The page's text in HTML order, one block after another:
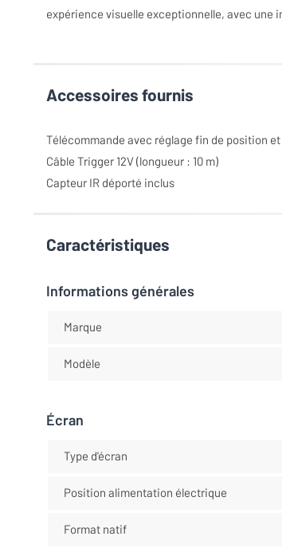
expérience visuelle exceptionnelle, avec une
Accessoires fournis
Télécommande avec réglage fin de position
Câble Trigger 12V (longueur : 10 m)
Capteur IR déporté inclus
Caractéristiques
Informations générales
Marque
Modèle
Écran
Type d'écran
Position alimentation électrique
Format natif